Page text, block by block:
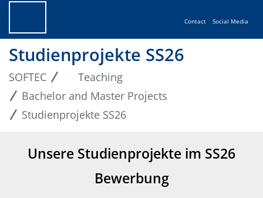
Contact Social Media
Studienprojekte SS26
SOFTEC
Teaching
Bachelor and Master Projects
Studienprojekte SS26
Unsere Studienprojekte im SS26
Bewerbung